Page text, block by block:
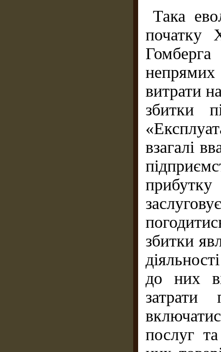
Така
початку
непрямих
витрати
збитки
взагалі
збитки
до них
затрати
послуг та